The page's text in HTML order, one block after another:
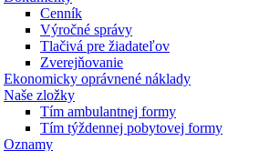
Cenník
Výročné správy
Tlačivá pre žiadateľov
Zverejňovanie
Ekonomicky oprávnené náklady
Naše zložky
Tím ambulantnej formy
Tím týždennej pobytovej formy
Oznamy